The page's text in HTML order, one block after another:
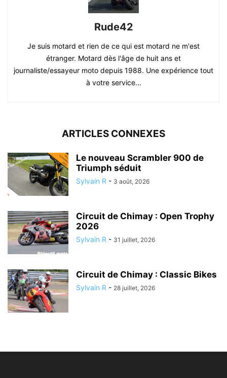
Rude42
Je suis motard et rien de ce qui est motard ne m'est
étranger. Motard dès l'âge de huit ans et
journaliste/essayeur moto depuis 1988. Une expérience tout
à votre service...
ARTICLES CONNEXES
Le nouveau Scrambler 900 de
Triumph séduit
Sylvain R - 3 août, 2026
Circuit de Chimay : Open Trophy
2026
Sylvain R - 31 juillet, 2026
Circuit de Chimay : Classic Bikes
Sylvain R - 28 juillet, 2026